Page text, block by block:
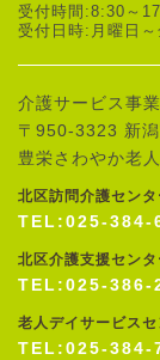
受付時間:8:30～
受付日時:月曜日
介護サービス事
〒950-3323 新
豊栄さわやか老
北区訪問介護センタ
TEL:025-384-
北区介護支援センタ
TEL:025-386-
老人デイサービス
TEL:025-384-